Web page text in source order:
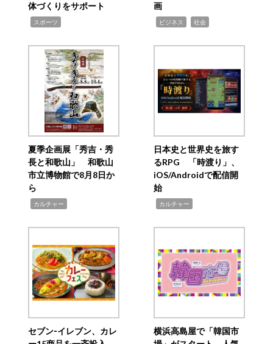
体づくりをサポート
スポーツ
画
ビジネス 社会
夏季企画展「秀吉・秀
長と和歌山」 和歌山
市立博物館で8月8日か
ら
カルチャー
日本史と世界史を旅す
るRPG 「時渡り」、
iOS/Androidで配信開
始
カルチャー
セブン‐イレブン、カレ
横浜高島屋で「韓国市